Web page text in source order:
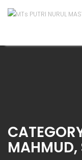
MAHMUD,